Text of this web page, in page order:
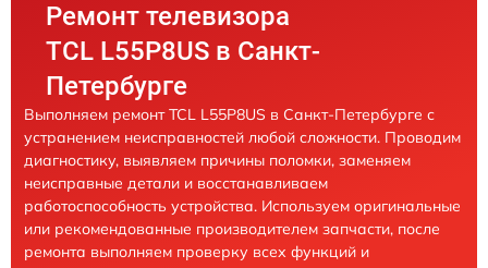
Ремонт телевизора
TCL L55P8US в Санкт-
Петербурге
Выполняем ремонт TCL L55P8US в Санкт-Петербурге с
устранением неисправностей любой сложности. Проводим
диагностику, выявляем причины поломки, заменяем
неисправные детали и восстанавливаем
работоспособность устройства. Используем оригинальные
или рекомендованные производителем запчасти, после
ремонта выполняем проверку всех функций и